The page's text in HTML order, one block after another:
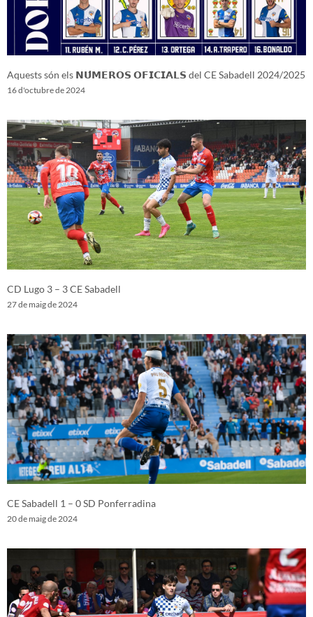
Aquests són els 𝗡𝗨́𝗠𝗘𝗥𝗢𝗦 𝗢𝗙𝗜𝗖𝗜𝗔𝗟𝗦 del CE Sabadell 2024/2025
16 d'octubre de 2024
CD Lugo 3 – 3 CE Sabadell
27 de maig de 2024
CE Sabadell 1 – 0 SD Ponferradina
20 de maig de 2024